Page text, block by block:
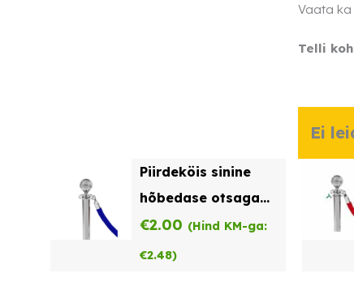
Vaata ka
Telli
Ei
Piirdeköis sinine
hõbedase otsaga
rent
€2.00 (Hind KM-ga:
€2.48)